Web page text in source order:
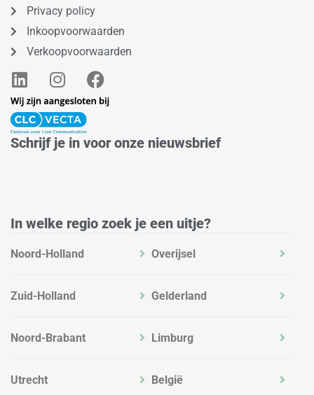
Privacy policy
Inkoopvoorwaarden
Verkoopvoorwaarden
L
i
n
k
e
I
n
s
t
a
F
a
c
b
Schrijf je in voor onze nieuwsbrief
In welke regio zoek je een uitje?
Noord-Holland
Zuid-Holland
Noord-Brabant
Utrecht
Overijsel
Gelderland
Limburg
België